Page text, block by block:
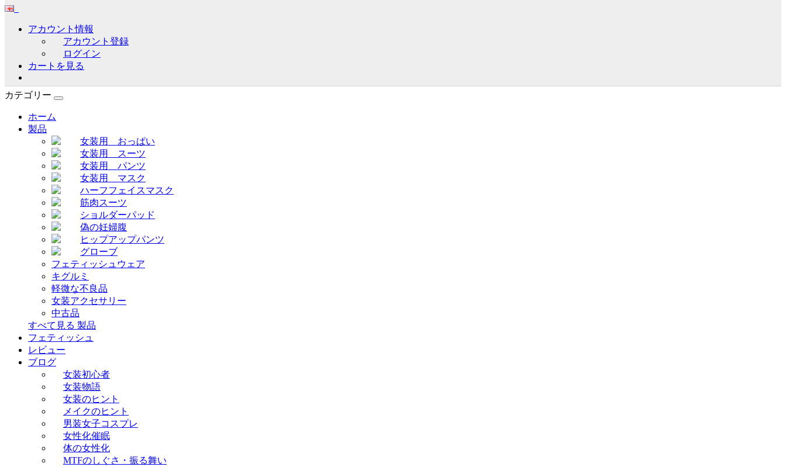
アカウント情報
アカウント登録
ログイン
カートを見る
カテゴリー
ホーム
製品
女装用 おっぱい
女装用 スーツ
女装用 パンツ
女装用 マスク
ハーフフェイスマスク
筋肉スーツ
ショルダーパッド
偽の妊婦腹
ヒップアップパンツ
グローブ
フェティッシュウェア
キグルミ
軽微な不良品
女装アクセサリー
中古品
すべて見る 製品
フェティッシュ
レビュー
ブログ
女装初心者
女装物語
女装のヒント
メイクのヒント
男装女子コスプレ
女性化催眠
体の女性化
MTFのしぐさ・振る舞い